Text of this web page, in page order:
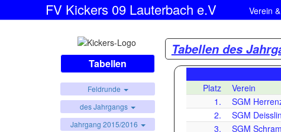
FV Kickers 09 Lauterbach e.V Verein
Tabellen
Feldrunde
des Jahrgangs
Jahrgang 2015/2016
Tabellen des
Platz
Verein
1.
SGM
2.
SGM
3.
SGM